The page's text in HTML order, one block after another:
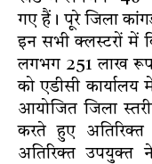
गए हैं। पूरे जिला
इन सभी क्लस्टरों में
लगभग 251 लाख
को एडीसी
आयोजित जिला
करते हुए
अतिरिक्त उपयुक्त